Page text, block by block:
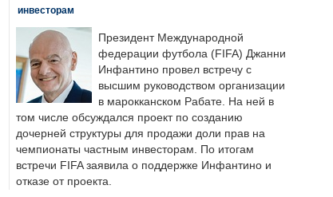
инвесторам
Президент Международной
федерации футбола (FIFA) Джанни
Инфантино провел встречу с
высшим руководством организации
в марокканском Рабате. На ней в
том числе обсуждался проект по созданию
дочерней структуры для продажи доли прав на
чемпионаты частным инвесторам. По итогам
встречи FIFA заявила о поддержке Инфантино и
отказе от проекта.